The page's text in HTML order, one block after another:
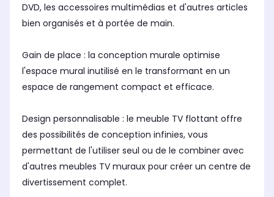
DVD, les accessoires multimédias et d'autres articles
bien organisés et à portée de main.
Gain de place : la conception murale optimise
l'espace mural inutilisé en le transformant en un
espace de rangement compact et efficace.
Design personnalisable : le meuble TV flottant offre
des possibilités de conception infinies, vous
permettant de l'utiliser seul ou de le combiner avec
d'autres meubles TV muraux pour créer un centre de
divertissement complet.